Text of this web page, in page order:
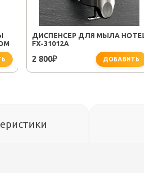
ДИСПЕНСЕР ДЛЯ МЫЛА
FX-31012A
2 800₽ ДОБАВИТЬ